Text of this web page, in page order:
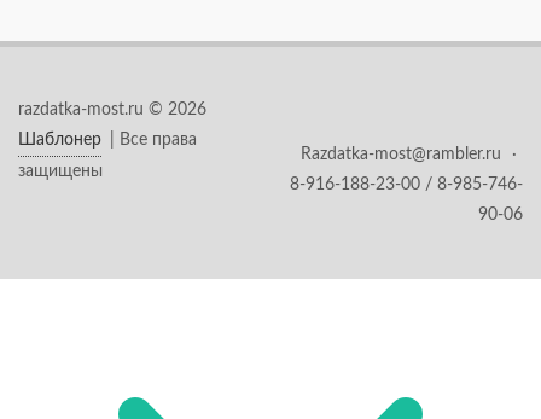
razdatka-most.ru © 2026
Шаблонер
| Все права
защищены
Razdatka-most@rambler.ru
·
8-916-188-23-00 / 8-985-746-
90-06